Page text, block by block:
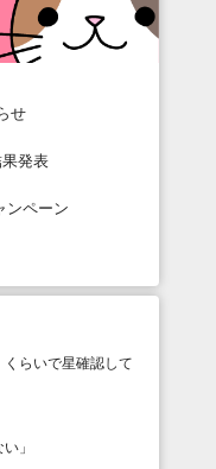
せ
発表
ンペーン
くらいで星確認して
い 」